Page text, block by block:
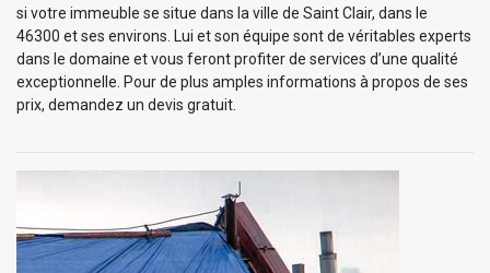
si votre immeuble se situe dans la ville de Saint Clair, dans le
46300 et ses environs. Lui et son équipe sont de véritables experts
dans le domaine et vous feront profiter de services d’une qualité
exceptionnelle. Pour de plus amples informations à propos de ses
prix, demandez un devis gratuit.